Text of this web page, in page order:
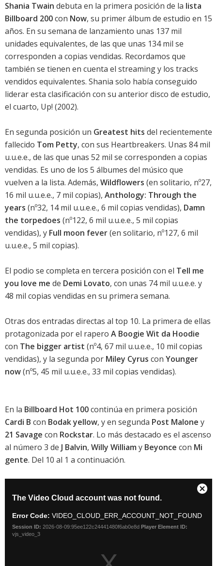
Shania Twain debuta en la primera posición de la lista
Billboard 200con Now, su primer álbum de estudio en 15
años. En su semana de lanzamiento unas 137 mil
unidades equivalentes, de las que unas 134 mil se
corresponden a copias vendidas. Recordamos que
también se tienen en cuenta el streaming y los tracks
vendidos equivalentes. Shania solo había conseguido
liderar esta clasificación con su anterior disco de estudio,
el cuarto, Up! (2002).
En segunda posición un Greatest hits del recientemente
fallecido Tom Petty, con sus Heartbreakers. Unas 84 mil
u.u.e.e., de las que unas 52 mil se corresponden a copias
vendidas. Es uno de los 5 álbumes del músico que
vuelven a la lista. Además, Wildflowers (en solitario, nº27,
16 mil u.u.e.e., 7 mil copias), Anthology: Through the
years (nº32, 14 mil u.u.e.e., 6 mil copias vendidas), Damn
the torpedoes (nº122, 6 mil u.u.e.e., 5 mil copias
vendidas), y Full moon fever(en solitario, nº127, 6 mil
u.u.e.e., 5 mil copias).
El podio se completa en tercera posición con el Tell me
you love me de Demi Lovato, con unas 74 mil u.u.e.e. y
48 mil copias vendidas en su primera semana.
Otras dos entradas directas al top 10. La primera de ellas
protagonizada por el rapero A Boogie Wit da Hoodie
con The bigger artist (nº4, 67 mil u.u.e.e., 10 mil copias
vendidas), y la segunda por Miley Cyrus con Younger
now(nº5, 45 mil u.u.e.e., 33 mil copias vendidas).
En la Billboard Hot 100continúa en primera posición
Cardi B con Bodak yellow, y en segunda Post Malone y
21 Savage con Rockstar. Lo más destacado es el ascenso
al número 3 de J Balvin, Willy William y Beyonce con Mi
gente. Del 10 al 1 a continuación.